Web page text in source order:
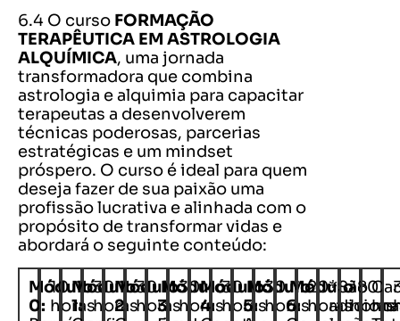
6.4 O curso FORMAÇÃO
TERAPÊUTICA EM ASTROLOGIA
ALQUÍMICA, uma jornada
transformadora que combina
astrologia e alquimia para capacitar
terapeutas a desenvolverem
técnicas poderosas, parcerias
estratégicas e um mindset
próspero. O curso é ideal para quem
deseja fazer de sua paixão uma
profissão lucrativa e alinhada com o
propósito de transformar vidas e
abordará o seguinte conteúdo:
Módulo
0:
10
horas
Módulo
1:
30
horas
Módulo
2:
30
horas
Módulo
3:
30
horas
Módulo
4:
30
horas
Módulo
5:
30
horas
Módulo
6:
20
horas
*São
180
horas